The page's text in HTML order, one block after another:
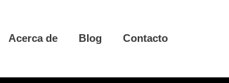
Acerca de Blog Contacto